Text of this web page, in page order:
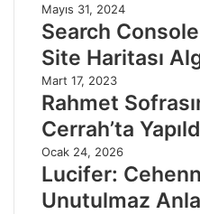
Mayıs 31, 2024
Search
Site Haritası
Mart 17, 2023
Rahmet
Cerrah’ta
Ocak 24, 2026
Lucifer:
Unutulmaz